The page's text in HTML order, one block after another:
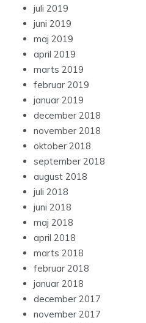
juli 2019
juni 2019
maj 2019
april 2019
marts 2019
februar 2019
januar 2019
december 2018
november 2018
oktober 2018
september 2018
august 2018
juli 2018
juni 2018
maj 2018
april 2018
marts 2018
februar 2018
januar 2018
december 2017
november 2017